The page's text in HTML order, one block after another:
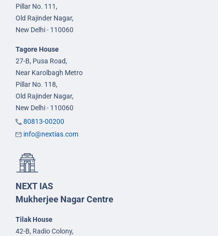
Pillar No. 111,
Old Rajinder Nagar,
New Delhi - 110060
Tagore House
27-B, Pusa Road,
Near Karolbagh Metro
Pillar No. 118,
Old Rajinder Nagar,
New Delhi - 110060
80813-00200
info@nextias.com
NEXT IAS
Mukherjee Nagar Centre
Tilak House
42-B, Radio Colony,